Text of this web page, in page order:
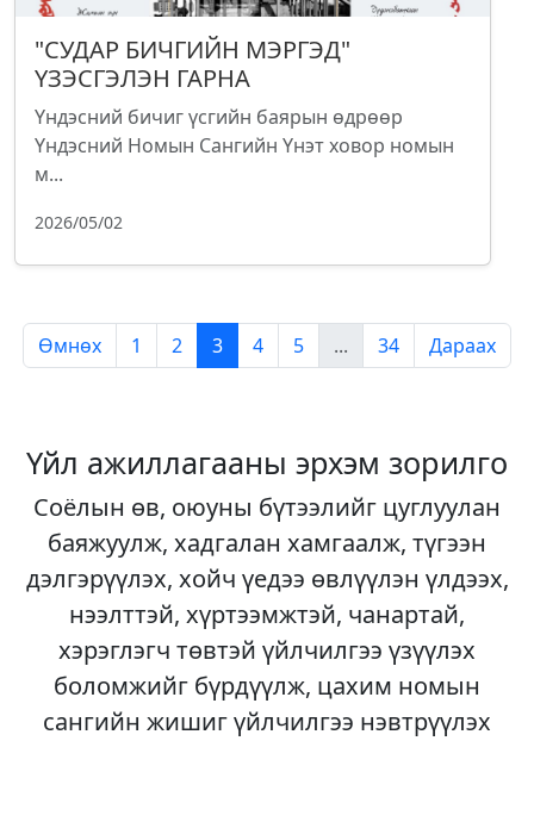
"СУДАР БИЧГИЙН МЭРГЭД"
ҮЗЭСГЭЛЭН ГАРНА
Үндэсний бичиг үсгийн баярын өдрөөр
Үндэсний Номын Сангийн Үнэт ховор номын
м...
2026/05/02
Өмнөх 1 2 3 4 5 ... 34 Дараах
Үйл ажиллагааны эрхэм зорилго
Соёлын өв, оюуны бүтээлийг цуглуулан
баяжуулж, хадгалан хамгаалж, түгээн
дэлгэрүүлэх, хойч үедээ өвлүүлэн үлдээх,
нээлттэй, хүртээмжтэй, чанартай,
хэрэглэгч төвтэй үйлчилгээ үзүүлэх
боломжийг бүрдүүлж, цахим номын
сангийн жишиг үйлчилгээ нэвтрүүлэх